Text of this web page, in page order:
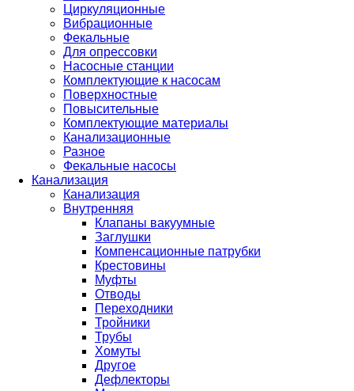
Циркуляционные
Вибрационные
Фекальные
Для опрессовки
Насосные станции
Комплектующие к насосам
Поверхностные
Повысительные
Комплектующие материалы
Канализационные
Разное
Фекальные насосы
Канализация
Канализация
Внутренняя
Клапаны вакуумные
Заглушки
Компенсационные патрубки
Крестовины
Муфты
Отводы
Переходники
Тройники
Трубы
Хомуты
Другое
Дефлекторы